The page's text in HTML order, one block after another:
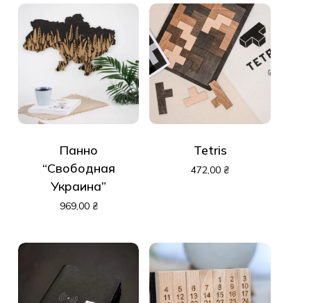
Панно
“Свободная
Украина”
969,00 ₴
Tetris
472,00 ₴